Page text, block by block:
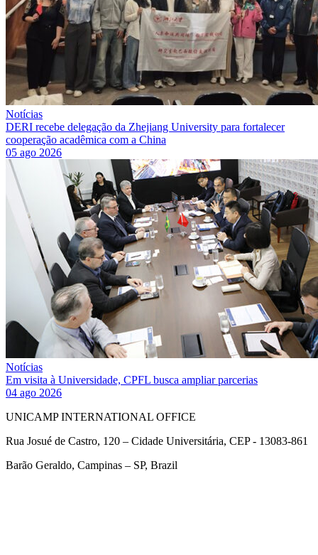
Notícias
DERI recebe delegação da Zhejiang University para fortalecer
cooperação acadêmica com a China
05 ago 2026
Notícias
Em visita à Universidade, CPFL busca ampliar parcerias
04 ago 2026
UNICAMP INTERNATIONAL OFFICE
Rua Josué de Castro, 120 – Cidade Universitária, CEP - 13083-861
Barão Geraldo, Campinas – SP, Brazil